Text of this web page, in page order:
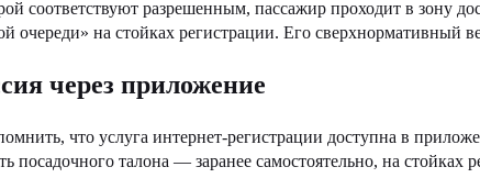
соответствуют разрешенным, пассажир проходит в зону
очереди» на стойках регистрации. Его сверхнормативный
через приложение
что услуга интернет-регистрации доступна в
посадочного талона — заранее самостоятельно, на